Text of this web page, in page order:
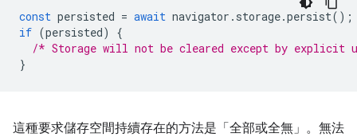
const persisted = await navigator . storage.persist();
if (persisted)
{
/* Storage will not be cleared except by explicit
}
這種要求儲存空間持續存在的方法是「全部或全無」。無法